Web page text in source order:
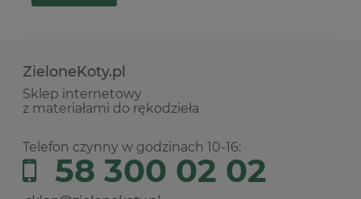
ZieloneKoty.pl
Sklep internetowy
z materiałami do rękodzieła
Telefon czynny w godzinach 10-16:
58 300 02 02